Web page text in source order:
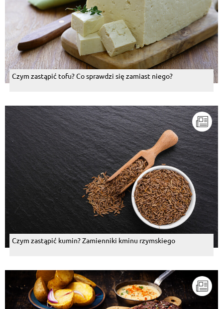
Czym zastąpić tofu? Co sprawdzi się zamiast niego?
Czym zastąpić kumin? Zamienniki kminu rzymskiego